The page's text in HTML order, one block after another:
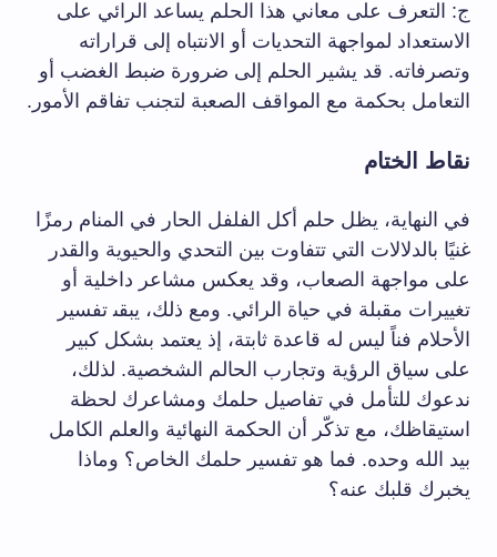
ج: التعرف على معاني هذا الحلم يساعد​ الرائي على
الاستعداد لمواجهة التحديات أو‌ الانتباه إلى قراراته
وتصرفاته. ⁢قد يشير الحلم إلى ضرورة ضبط الغضب أو
التعامل بحكمة مع المواقف الصعبة⁣ لتجنب تفاقم الأمور.
نقاط الختام
في النهاية، يظل حلم⁣ أكل الفلفل الحار في المنام رمزًا
غنيًا بالدلالات التي⁤ تتفاوت بين التحدي والحيوية والقدر
على مواجهة الصعاب، وقد يعكس مشاعر داخلية أو
تغييرات مقبلة في حياة الرائي. ومع ذلك، يبقى‍ تفسير
الأحلام فناً ليس له قاعدة ثابتة، إذ يعتمد بشكل كبير
على سياق الرؤية وتجارب الحالم الشخصية.⁢ لذلك،
ندعوك للتأمل في​ تفاصيل حلمك ⁣ومشاعرك لحظة​
استيقاظك، مع تذكّر أن الحكمة النهائية والعلم الكامل
بيد الله ⁤وحده. فما هو تفسير حلمك الخاص؟⁤ وماذا
يخبرك قلبك عنه؟